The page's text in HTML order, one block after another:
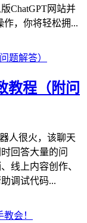
ChatGPT网站并
，你将轻松拥...
教程（附问
人很火，该聊天
回答大量的问
线上内容创作、
调试代码...